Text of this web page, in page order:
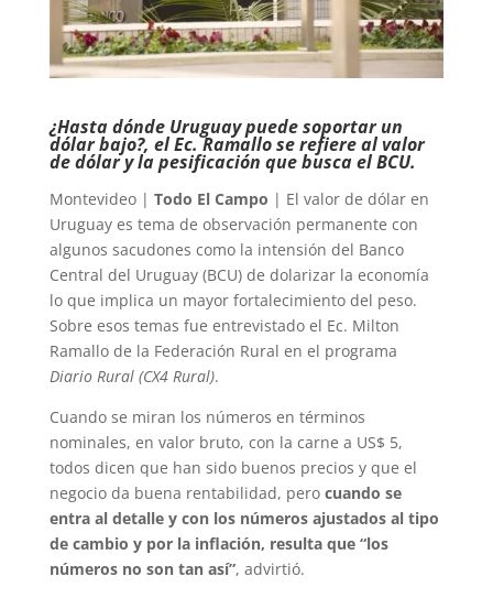
¿Hasta dónde Uruguay puede soportar un
dólar bajo?, el Ec. Ramallo se refiere al valor
de dólar y la pesificación que busca el BCU.
Montevideo | Todo El Campo | El valor de dólar en
Uruguay es tema de observación permanente con
algunos sacudones como la intensión del Banco
Central del Uruguay (BCU) de dolarizar la economía
lo que implica un mayor fortalecimiento del peso.
Sobre esos temas fue entrevistado el Ec. Milton
Ramallo de la Federación Rural en el programa
Diario Rural (CX4 Rural).
Cuando se miran los números en términos
nominales, en valor bruto, con la carne a US$ 5,
todos dicen que han sido buenos precios y que el
negocio da buena rentabilidad, pero cuando se
entra al detalle y con los números ajustados al tipo
de cambio y por la inflación, resulta que “los
números no son tan así”, advirtió.